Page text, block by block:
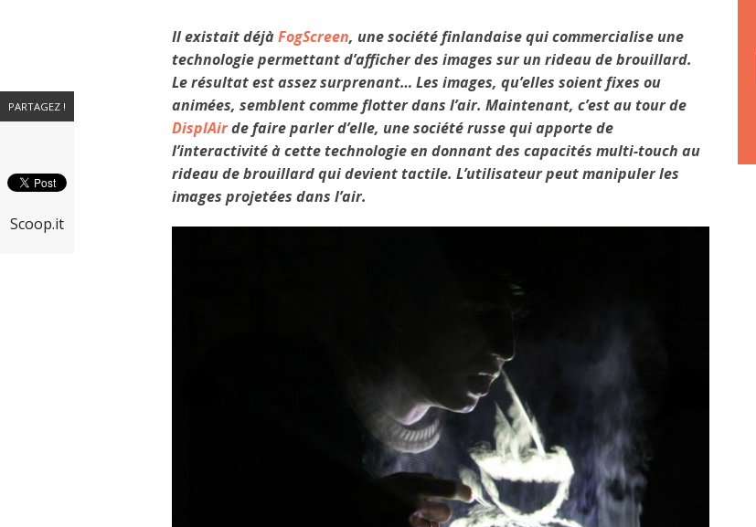
Il existait déjàFogScreen, une société finlandaise qui commercialise une
technologie permettant d’afficher des images sur un rideau de brouillard.
Le résultat est assez surprenant… Les images, qu’elles soient fixes ou
animées, semblent comme flotter dans l’air. Maintenant, c’est au tour de
DisplAirde faire parler d’elle, une société russe qui apporte de
l’interactivité à cette technologie en donnant des capacités multi-touch au
rideau de brouillard qui devient tactile. L’utilisateur peut manipuler les
images projetées dans l’air.
PARTAGEZ !
Scoop.it